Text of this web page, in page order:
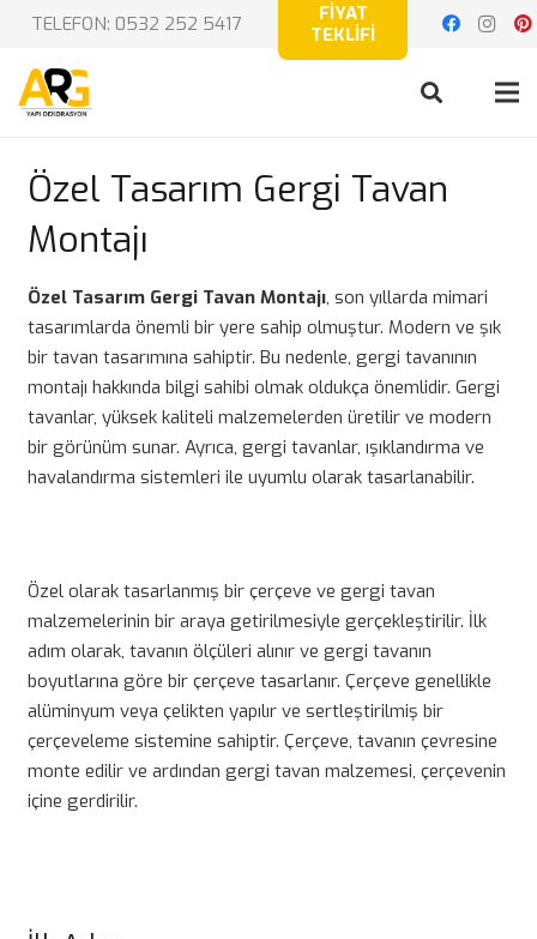
TELEFON: 0532 252 5417
FİYAT
TEKLİFİ
Özel Tasarım Gergi Tavan
Montajı
Özel Tasarım Gergi Tavan Montajı, son yıllarda mimari
tasarımlarda önemli bir yere sahip olmuştur. Modern ve şık
bir tavan tasarımına sahiptir. Bu nedenle, gergi tavanının
montajı hakkında bilgi sahibi olmak oldukça önemlidir. Gergi
tavanlar, yüksek kaliteli malzemelerden üretilir ve modern
bir görünüm sunar. Ayrıca, gergi tavanlar, ışıklandırma ve
havalandırma sistemleri ile uyumlu olarak tasarlanabilir.
Özel olarak tasarlanmış bir çerçeve ve gergi tavan
malzemelerinin bir araya getirilmesiyle gerçekleştirilir. İlk
adım olarak, tavanın ölçüleri alınır ve gergi tavanın
boyutlarına göre bir çerçeve tasarlanır. Çerçeve genellikle
alüminyum veya çelikten yapılır ve sertleştirilmiş bir
çerçeveleme sistemine sahiptir. Çerçeve, tavanın çevresine
monte edilir ve ardından gergi tavan malzemesi, çerçevenin
içine gerdirilir.